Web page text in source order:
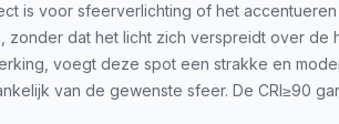
is voor sfeerverlichting of het
dat het licht zich verspreidt over de
voegt deze spot een strakke en
van de gewenste sfeer. De CRI≥90